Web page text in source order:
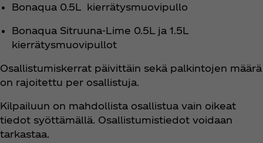
Bonaqua 0.5L kierrätysmuovipullo
Bonaqua Sitruuna-Lime 0.5L ja 1.5L
kierrätysmuovipullot
Osallistumiskerrat päivittäin sekä palkintojen määrä
on rajoitettu per osallistuja.
Kilpailuun on mahdollista osallistua vain oikeat
tiedot syöttämällä. Osallistumistiedot voidaan
tarkastaa.